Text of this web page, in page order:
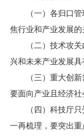
（一）各归口
焦行业和产业发展
（二）技术攻
兴和未来产业发展具
（三）重大创
要面向产业且经济
（四）科技厅
一再梳理，要突出重